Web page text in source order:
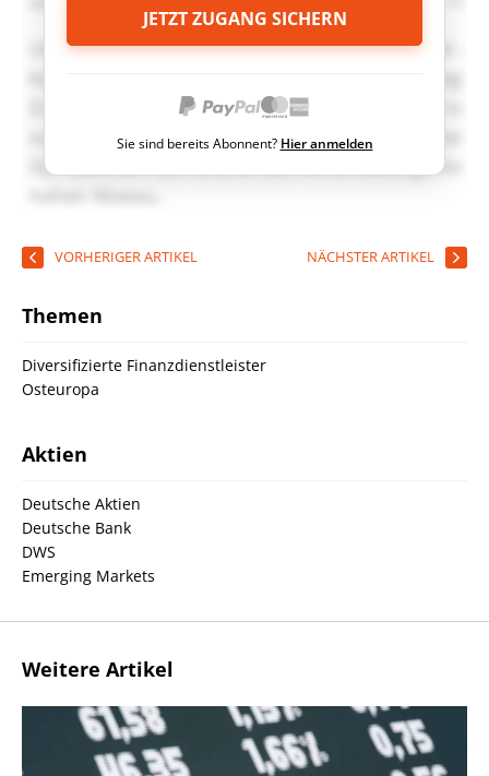
JETZT ZUGANG SICHERN
Sie sind bereits Abonnent? Hier anmelden
VORHERIGER ARTIKEL NÄCHSTER ARTIKEL
Themen
Diversifizierte Finanzdienstleister
Osteuropa
Aktien
Deutsche Aktien
Deutsche Bank
DWS
Emerging Markets
Weitere Artikel